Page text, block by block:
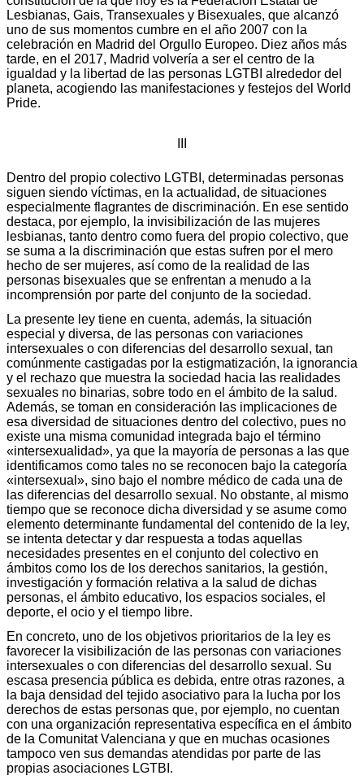
Lesbianas, Gais, Transexuales y Bisexuales, que alcanzó
uno de sus momentos cumbre en el año 2007 con la
celebración en Madrid del Orgullo Europeo. Diez años más
tarde, en el 2017, Madrid volvería a ser el centro de la
igualdad y la libertad de las personas LGTBI alrededor del
planeta, acogiendo las manifestaciones y festejos del World
Pride.
Dentro del propio colectivo LGTBI, determinadas personas
siguen siendo víctimas, en la actualidad, de situaciones
especialmente flagrantes de discriminación. En ese sentido
destaca, por ejemplo, la invisibilización de las mujeres
lesbianas, tanto dentro como fuera del propio colectivo, que
se suma a la discriminación que estas sufren por el mero
hecho de ser mujeres, así como de la realidad de las
personas bisexuales que se enfrentan a menudo a la
incomprensión por parte del conjunto de la sociedad.
La presente ley tiene en cuenta, además, la situación
especial y diversa, de las personas con variaciones
intersexuales o con diferencias del desarrollo sexual, tan
comúnmente castigadas por la estigmatización, la ignorancia
y el rechazo que muestra la sociedad hacia las realidades
sexuales no binarias, sobre todo en el ámbito de la salud.
Además, se toman en consideración las implicaciones de
esa diversidad de situaciones dentro del colectivo, pues no
existe una misma comunidad integrada bajo el término
«intersexualidad», ya que la mayoría de personas a las que
identificamos como tales no se reconocen bajo la categoría
«intersexual», sino bajo el nombre médico de cada una de
las diferencias del desarrollo sexual. No obstante, al mismo
tiempo que se reconoce dicha diversidad y se asume como
elemento determinante fundamental del contenido de la ley,
se intenta detectar y dar respuesta a todas aquellas
necesidades presentes en el conjunto del colectivo en
ámbitos como los de los derechos sanitarios, la gestión,
investigación y formación relativa a la salud de dichas
personas, el ámbito educativo, los espacios sociales, el
deporte, el ocio y el tiempo libre.
En concreto, uno de los objetivos prioritarios de la ley es
favorecer la visibilización de las personas con variaciones
intersexuales o con diferencias del desarrollo sexual. Su
escasa presencia pública es debida, entre otras razones, a
la baja densidad del tejido asociativo para la lucha por los
derechos de estas personas que, por ejemplo, no cuentan
con una organización representativa específica en el ámbito
de la Comunitat Valenciana y que en muchas ocasiones
tampoco ven sus demandas atendidas por parte de las
propias asociaciones LGTBI.